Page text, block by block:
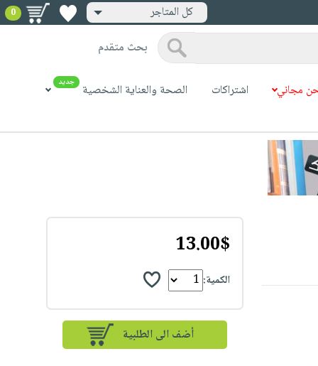
كل المتاجر 0
بحث متقدم
مجاني اشتراكات الصحة والعناية الشخصية جديد
13.00$
الكمية:
أضف الى الطلبية